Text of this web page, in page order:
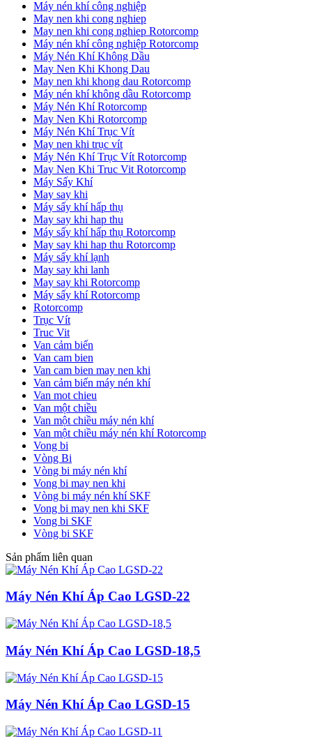
Máy nén khí công nghiệp
May nen khi cong nghiep
May nen khi cong nghiep Rotorcomp
Máy nén khí công nghiệp Rotorcomp
Máy Nén Khí Không Dầu
May Nen Khi Khong Dau
May nen khi khong dau Rotorcomp
Máy nén khí không dầu Rotorcomp
Máy Nén Khí Rotorcomp
May Nen Khi Rotorcomp
Máy Nén Khí Trục Vít
May nen khi trục vít
Máy Nén Khí Trục Vít Rotorcomp
May Nen Khi Truc Vit Rotorcomp
Máy Sấy Khí
May say khi
Máy sấy khí hấp thụ
May say khi hap thu
Máy sấy khí hấp thụ Rotorcomp
May say khi hap thu Rotorcomp
Máy sấy khí lạnh
May say khi lanh
May say khi Rotorcomp
Máy sấy khí Rotorcomp
Rotorcomp
Trục Vít
Truc Vit
Van cảm biến
Van cam bien
Van cam bien may nen khi
Van cảm biến máy nén khí
Van mot chieu
Van một chiều
Van một chiều máy nén khí
Van một chiều máy nén khí Rotorcomp
Vong bi
Vòng Bi
Vòng bi máy nén khí
Vong bi may nen khi
Vòng bi máy nén khí SKF
Vong bi may nen khi SKF
Vong bi SKF
Vòng bi SKF
Sản phẩm liên quan
Máy Nén Khí Áp Cao LGSD-22
Máy Nén Khí Áp Cao LGSD-18,5
Máy Nén Khí Áp Cao LGSD-15